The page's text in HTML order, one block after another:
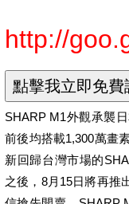
http://
SHARP M1外觀承襲
前後均搭載1,300萬畫
新回歸台灣市場的
之後，8月15日將再推